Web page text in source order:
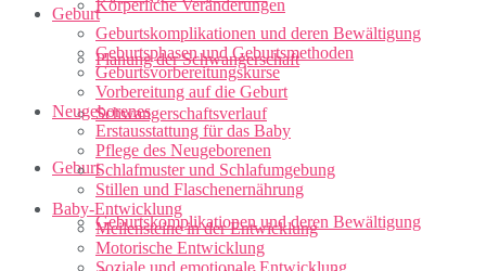
Körperliche Veränderungen
Planung der Schwangerschaft
Schwangerschaftsverlauf
Geburt
Geburtskomplikationen und deren Bewältigung
Geburt
Geburtskomplikationen und deren Bewältigung
Geburtsphasen und Geburtsmethoden
Geburtsvorbereitungskurse
Vorbereitung auf die Geburt
Neugeborenes
Erstausstattung für das Baby
Pflege des Neugeborenen
Schlafmuster und Schlafumgebung
Stillen und Flaschenernährung
Baby-Entwicklung
Meilensteine in der Entwicklung
Motorische Entwicklung
Soziale und emotionale Entwicklung